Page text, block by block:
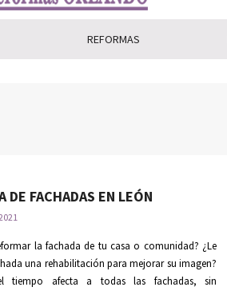
REFORMAS
DE FACHADAS EN LEÓN
la fachada de tu casa o comunidad? ¿Le
una rehabilitación para mejorar su imagen?
tiempo afecta a todas las fachadas, sin